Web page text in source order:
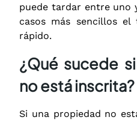
puede tardar entre uno
casos más sencillos
rápido.
¿Qué sucede
no está inscrita?
Si una propiedad no